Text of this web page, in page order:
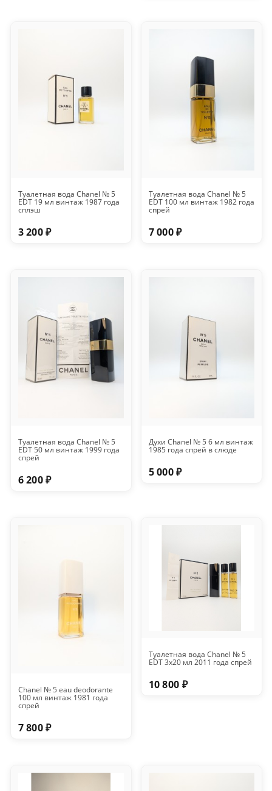
Туалетная вода Chanel № 5
EDT 19 мл винтаж 1987 года
сплэш
3 200 ₽
Туалетная вода Chanel № 5
EDT 100 мл винтаж 1982 года
спрей
7 000 ₽
Туалетная вода Chanel № 5
EDT 50 мл винтаж 1999 года
спрей
6 200 ₽
Духи Chanel № 5 6 мл винтаж
1985 года спрей в слюде
5 000 ₽
Chanel № 5 eau deodorante
100 мл винтаж 1981 года
спрей
7 800 ₽
Туалетная вода Chanel № 5
EDT 3x20 мл 2011 года спрей
10 800 ₽